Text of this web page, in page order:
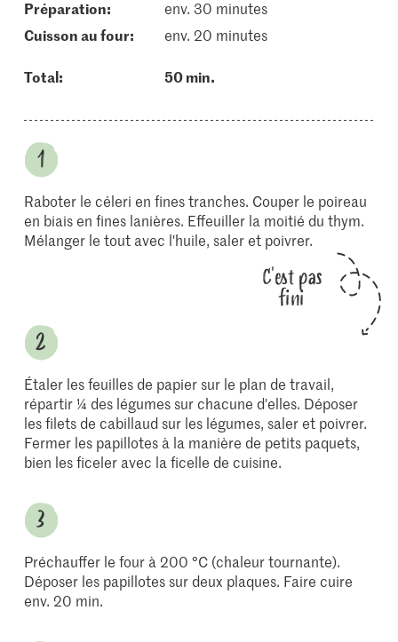
Préparation:
env. 30 minutes
cuisson au four:
env. 20 minutes
Total: 50 min.
Raboter le céleri en fines tranches. Couper le poireau
en biais en fines lanières. Effeuiller la moitié du thym.
Mélanger le tout avec l'huile, saler et poivrer.
C'est pas
fini
Étaler les feuilles de papier sur le plan de travail,
répartir ¼ des légumes sur chacune d'elles. Déposer
les filets de cabillaud sur les légumes, saler et poivrer.
Fermer les papillotes à la manière de petits paquets,
bien les ficeler avec la ficelle de cuisine.
Préchauffer le four à 200 °C (chaleur tournante).
Déposer les papillotes sur deux plaques. Faire cuire
env. 20 min.